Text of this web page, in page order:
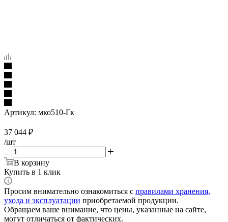
Артикул: мко510-Гк
37 044 ₽
/шт
В корзину
Купить в 1 клик
Просим внимательно ознакомиться с правилами хранения,
ухода и эксплуатации приобретаемой продукции.
Обращаем ваше внимание, что цены, указанные на сайте,
могут отличаться от фактических.